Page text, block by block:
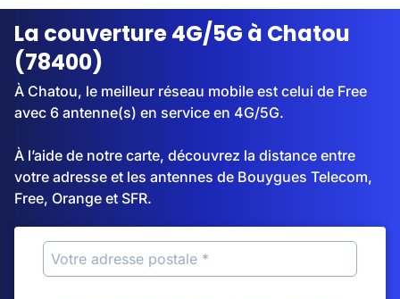
Streaming
La couverture 4G/5G à Chatou
(78400)
À Chatou, le meilleur réseau mobile est celui de Free
avec 6 antenne(s) en service en 4G/5G.
À l’aide de notre carte, découvrez la distance entre
votre adresse et les antennes de Bouygues Telecom,
Free, Orange et SFR.